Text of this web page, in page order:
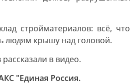
стройматериалов: всё, что
людям крышу над головой.
в видео.
"Единая Россия.